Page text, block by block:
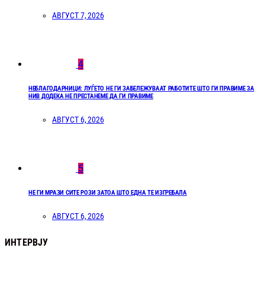
АВГУСТ 7, 2026
4
НЕБЛАГОДАРНИЦИ: ЛУЃЕТО НЕ ГИ ЗАБЕЛЕЖУВААТ РАБОТИТЕ ШТО ГИ ПРАВИМЕ ЗА
НИВ ДОДЕКА НЕ ПРЕСТАНЕМЕ ДА ГИ ПРАВИМЕ
АВГУСТ 6, 2026
5
НЕ ГИ МРАЗИ СИТЕ РОЗИ ЗАТОА ШТО ЕДНА ТЕ ИЗГРЕБАЛА
АВГУСТ 6, 2026
ИНТЕРВЈУ